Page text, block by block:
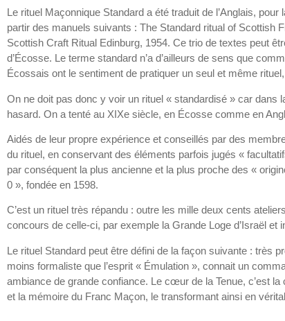
Le rituel Maçonnique Standard a été traduit de l’Anglais,
partir des manuels suivants : The Standard ritual of Scottish
Scottish Craft Ritual Edinburg, 1954. Ce trio de textes peut
d’Écosse. Le terme standard n’a d’ailleurs de sens que
Écossais ont le sentiment de pratiquer un seul et même
On ne doit pas donc y voir un rituel « standardisé » car
hasard. On a tenté au XIXe siècle, en Écosse comme en
Aidés de leur propre expérience et conseillés par des
du rituel, en conservant des éléments parfois jugés «
par conséquent la plus ancienne et la plus proche des «
0 », fondée en 1598.
C’est un rituel très répandu : outre les mille deux cents
concours de celle-ci, par exemple la Grande Loge d’Israël
Le rituel Standard peut être défini de la façon suivante : très
moins formaliste que l’esprit « Émulation », connait un
ambiance de grande confiance. Le cœur de la Tenue, c’est
et la mémoire du Franc Maçon, le transformant ainsi en